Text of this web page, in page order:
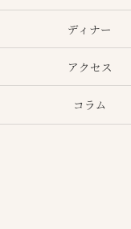
ディナー
アクセス
コラム